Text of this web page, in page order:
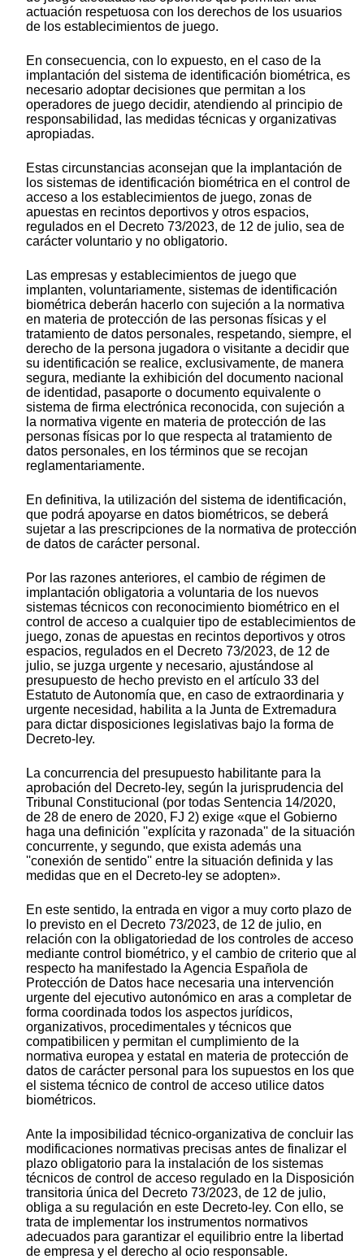
actuación respetuosa con los derechos de los usuarios
de los establecimientos de juego.
En consecuencia, con lo expuesto, en el caso de la
implantación del sistema de identificación biométrica, es
necesario adoptar decisiones que permitan a los
operadores de juego decidir, atendiendo al principio de
responsabilidad, las medidas técnicas y organizativas
apropiadas.
Estas circunstancias aconsejan que la implantación de
los sistemas de identificación biométrica en el control de
acceso a los establecimientos de juego, zonas de
apuestas en recintos deportivos y otros espacios,
regulados en el Decreto 73/2023, de 12 de julio, sea de
carácter voluntario y no obligatorio.
Las empresas y establecimientos de juego que
implanten, voluntariamente, sistemas de identificación
biométrica deberán hacerlo con sujeción a la normativa
en materia de protección de las personas físicas y el
tratamiento de datos personales, respetando, siempre, el
derecho de la persona jugadora o visitante a decidir que
su identificación se realice, exclusivamente, de manera
segura, mediante la exhibición del documento nacional
de identidad, pasaporte o documento equivalente o
sistema de firma electrónica reconocida, con sujeción a
la normativa vigente en materia de protección de las
personas físicas por lo que respecta al tratamiento de
datos personales, en los términos que se recojan
reglamentariamente.
En definitiva, la utilización del sistema de identificación,
que podrá apoyarse en datos biométricos, se deberá
sujetar a las prescripciones de la normativa de protección
de datos de carácter personal.
Por las razones anteriores, el cambio de régimen de
implantación obligatoria a voluntaria de los nuevos
sistemas técnicos con reconocimiento biométrico en el
control de acceso a cualquier tipo de establecimientos de
juego, zonas de apuestas en recintos deportivos y otros
espacios, regulados en el Decreto 73/2023, de 12 de
julio, se juzga urgente y necesario, ajustándose al
presupuesto de hecho previsto en el artículo 33 del
Estatuto de Autonomía que, en caso de extraordinaria y
urgente necesidad, habilita a la Junta de Extremadura
para dictar disposiciones legislativas bajo la forma de
Decreto-ley.
La concurrencia del presupuesto habilitante para la
aprobación del Decreto-ley, según la jurisprudencia del
Tribunal Constitucional (por todas Sentencia 14/2020,
de 28 de enero de 2020, FJ 2) exige «que el Gobierno
haga una definición ''explícita y razonada'' de la situación
concurrente, y segundo, que exista además una
''conexión de sentido'' entre la situación definida y las
medidas que en el Decreto-ley se adopten».
En este sentido, la entrada en vigor a muy corto plazo de
lo previsto en el Decreto 73/2023, de 12 de julio, en
relación con la obligatoriedad de los controles de acceso
mediante control biométrico, y el cambio de criterio que al
respecto ha manifestado la Agencia Española de
Protección de Datos hace necesaria una intervención
urgente del ejecutivo autonómico en aras a completar de
forma coordinada todos los aspectos jurídicos,
organizativos, procedimentales y técnicos que
compatibilicen y permitan el cumplimiento de la
normativa europea y estatal en materia de protección de
datos de carácter personal para los supuestos en los que
el sistema técnico de control de acceso utilice datos
biométricos.
Ante la imposibilidad técnico-organizativa de concluir las
modificaciones normativas precisas antes de finalizar el
plazo obligatorio para la instalación de los sistemas
técnicos de control de acceso regulado en la Disposición
transitoria única del Decreto 73/2023, de 12 de julio,
obliga a su regulación en este Decreto-ley. Con ello, se
trata de implementar los instrumentos normativos
adecuados para garantizar el equilibrio entre la libertad
de empresa y el derecho al ocio responsable.